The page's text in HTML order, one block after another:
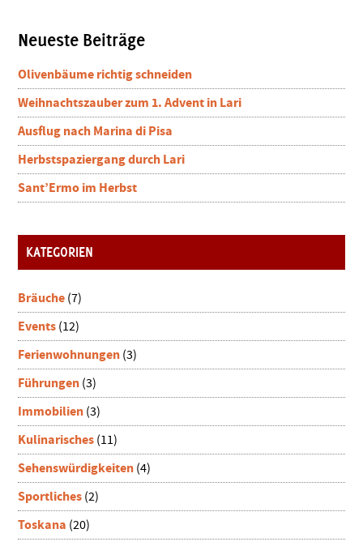
Seitenspalte
Neueste Beiträge
Olivenbäume richtig schneiden
Weihnachtszauber zum 1. Advent in Lari
Ausflug nach Marina di Pisa
Herbstspaziergang durch Lari
Sant’Ermo im Herbst
KATEGORIEN
Bräuche (7)
Events (12)
Ferienwohnungen (3)
Führungen (3)
Immobilien (3)
Kulinarisches (11)
Sehenswürdigkeiten (4)
Sportliches (2)
Toskana (20)